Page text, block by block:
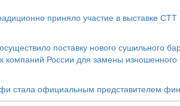
приняло участие в выставке СТТ
поставку нового сушильного
компаний России для замены
стала официальным представителем